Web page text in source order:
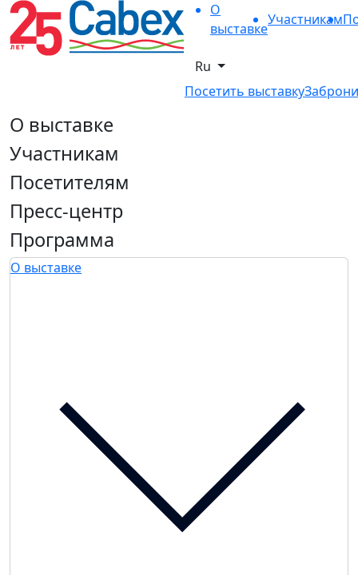
О
выставке
Участникам
Ru
Посетить выставку
О выставке
Участникам
Посетителям
Пресс-центр
Программа
О выставке